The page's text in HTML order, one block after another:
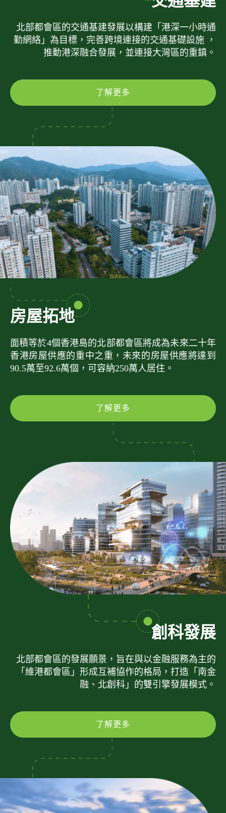
北部都會區的交通基建發展以構建「港深一小時通
勤網絡」為目標，完善跨境連接的交通基礎設施 ，
推動港深融合發展，並連接大灣區的重鎮。
了解更多
房屋拓地
面積等於4個香港島的北部都會區將成為未來二十年
香港房屋供應的重中之重，未來的房屋供應將達到
90.5萬至92.6萬個，可容納250萬人居住。
了解更多
創科發展
北部都會區的發展願景，旨在與以金融服務為主的
「維港都會區」形成互補協作的格局，打造「南金
融、北創科」的雙引擎發展模式。
了解更多